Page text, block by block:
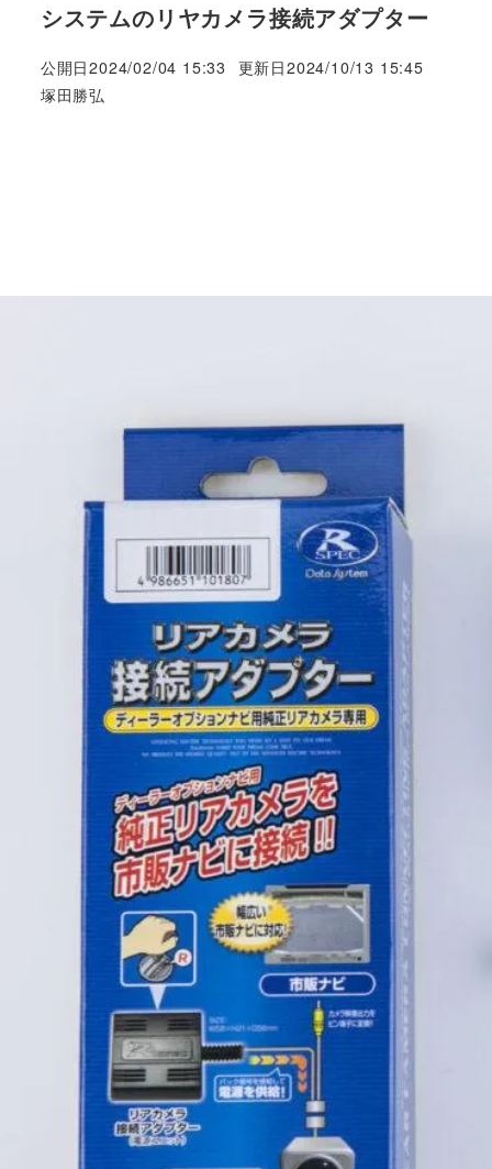
システムのリヤカメラ接続アダプター
公開日2024/02/04 15:33 更新日2024/10/13 15:45
著
塚田勝弘